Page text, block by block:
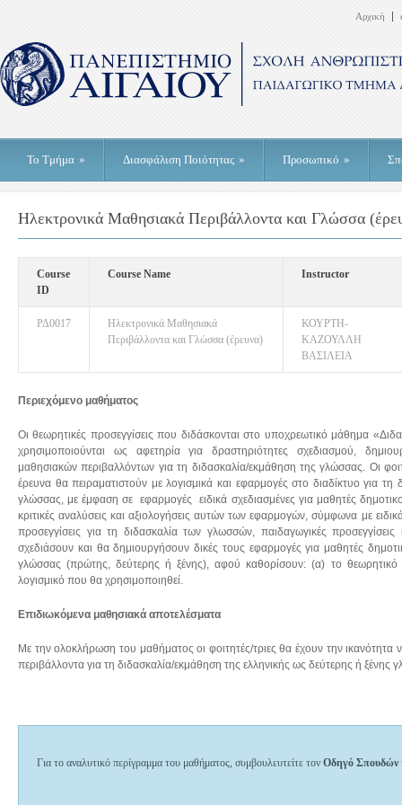
Αρχική
Το Τμήμα » Διασφάλιση Ποιότητας » Προσωπικό »
Ηλεκτρονικά Μαθησιακά Περιβάλλοντα και Γλώσσα
Course
ID
Course Name Instructor
ΡΔ0017
Ηλεκτρονικά Μαθησιακά
Περιβάλλοντα και Γλώσσα (έρευνα)
ΚΟΥΡΤΗ-
ΚΑΖΟΥΛΛΗ
ΒΑΣΙΛΕΙΑ
Περιεχόμενο μαθήματος
Οι θεωρητικές προσεγγίσεις που διδάσκονται στο υποχρεωτικό μάθημα
χρησιμοποιούνται ως αφετηρία για δραστηριότητες σχεδιασμού,
μαθησιακών περιβαλλόντων για τη διδασκαλία/εκμάθηση της γλώσσας. Οι
έρευνα θα πειραματιστούν με λογισμικά και εφαρμογές στο διαδίκτυο για τη
γλώσσας, με έμφαση σε εφαρμογές ειδικά σχεδιασμένες για μαθητές
κριτικές αναλύσεις και αξιολογήσεις αυτών των εφαρμογών, σύμφωνα με
προσεγγίσεις για τη διδασκαλία των γλωσσών, παιδαγωγικές
σχεδιάσουν και θα δημιουργήσουν δικές τους εφαρμογές για μαθητές
γλώσσας (πρώτης, δεύτερης ή ξένης), αφού καθορίσουν: (α) το θεωρητικό
λογισμικό που θα χρησιμοποιηθεί.
Επιδιωκόμενα μαθησιακά αποτελέσματα
Με την ολοκλήρωση του μαθήματος οι φοιτητές/τριες θα έχουν την ικανότητα
περιβάλλοντα για τη διδασκαλία/εκμάθηση της ελληνικής ως δεύτερης ή ξένης
Για το αναλυτικό περίγραμμα του μαθήματος, συμβουλευτείτε τον Οδηγό Σπουδών